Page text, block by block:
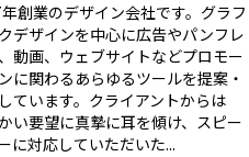
創業のデザイン会社です。グラフ
デザインを中心に広告やパンフレ
動画、ウェブサイトなどプロモー
に関わるあらゆるツールを提案・
ています。クライアントからは
かい要望に真摯に耳を傾け、スピー
に対応していただいた...